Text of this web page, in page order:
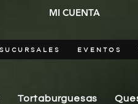
MI CUENTA
SUCURSALES EVENTOS
Tortaburguesas